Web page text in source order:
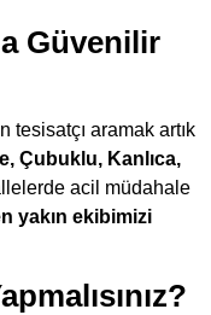
Güvenilir
tesisatçı aramak artık
Çubuklu, Kanlıca,
acil müdahale
yakın ekibimizi